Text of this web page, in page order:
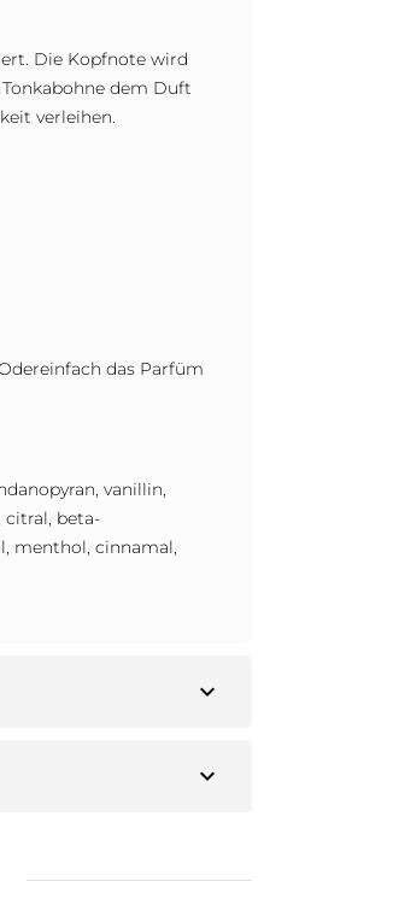
Die Kopfnote wird
dem Duft
verleihen.
das Parfüm
vanillin,
citral, beta-
menthol, cinnamal,
expand_more
expand_more